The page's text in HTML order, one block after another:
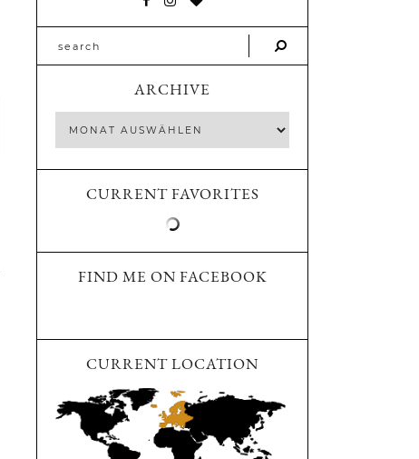
ARCHIVE
CURRENT FAVORITES
FIND ME ON FACEBOOK
CURRENT LOCATION